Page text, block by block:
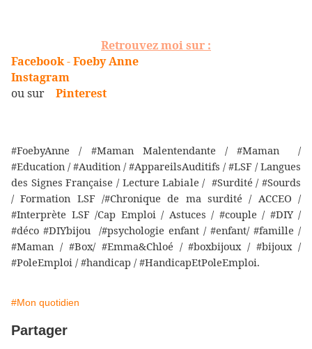
Retrouvez moi sur :
Facebook-Foeby Anne
Instagram
ou sur Pinterest
#FoebyAnne / #Maman Malentendante / #Maman /
#Education / #Audition / #AppareilsAuditifs / #LSF / Langues
des Signes Française / Lecture Labiale / #Surdité / #Sourds
/ Formation LSF /#Chronique de ma surdité / ACCEO /
#Interprète LSF /Cap Emploi / Astuces / #couple / #DIY /
#déco #DIYbijou /#psychologie enfant / #enfant/ #famille /
#Maman / #Box/ #Emma&Chloé / #boxbijoux / #bijoux /
#PoleEmploi / #handicap / #HandicapEtPoleEmploi.
#Mon quotidien
Partager